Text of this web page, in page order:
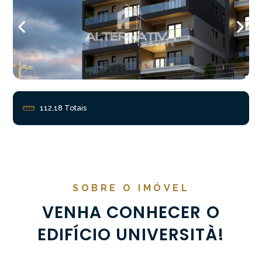
112,18 Totais
SOBRE O IMÓVEL
VENHA CONHECER O
EDIFÍCIO UNIVERSITÀ!